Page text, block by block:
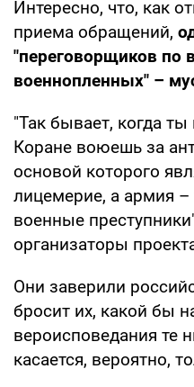
Интересно, что, как
приема обращений,
"переговорщиков по
военнопленных" –
"Так бывает, когда
Коране воюешь за
основой которого
лицемерие, а армия
военные
организаторы
Они заверили
бросит их, какой бы
вероисповедания те
касается, вероятно,